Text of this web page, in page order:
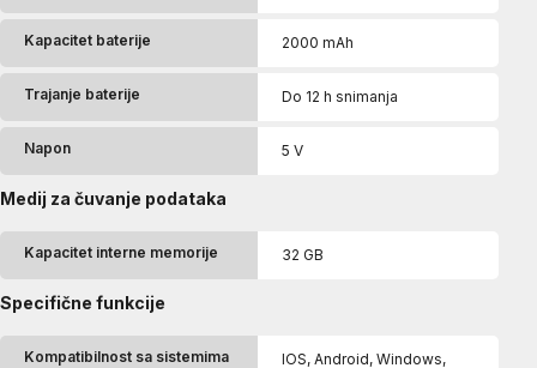
Kapacitet baterije 2000 mAh
Trajanje baterije Do 12 h snimanja
Napon 5 V
Medij za čuvanje podataka
Kapacitet interne memorije 32 GB
Specifične funkcije
Kompatibilnost sa sistemima
IOS, Android, Windows,